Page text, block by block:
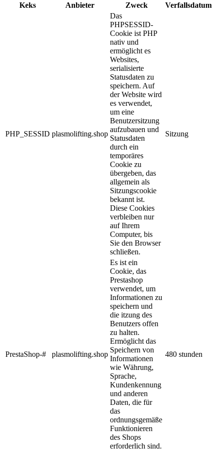
Keks
Anbieter Zweck Verfallsdatum
PHP_SESSID plasmolifting.shop
Das
PHPSESSID-
Cookie ist PHP
nativ und
ermöglicht es
Websites,
serialisierte
Statusdaten zu
speichern. Auf
der Website wird
es verwendet,
um eine
Benutzersitzung
aufzubauen und
Statusdaten
durch ein
temporäres
Cookie zu
übergeben, das
allgemein als
Sitzungscookie
bekannt ist.
Diese Cookies
verbleiben nur
auf Ihrem
Computer, bis
Sie den Browser
schließen.
Sitzung
PrestaShop-# plasmolifting.shop
Es ist ein
Cookie, das
Prestashop
verwendet, um
Informationen zu
speichern und
die itzung des
Benutzers offen
zu halten.
Ermöglicht das
Speichern von
Informationen
wie Währung,
Sprache,
Kundenkennung
und anderen
Daten, die für
das
ordnungsgemäße
Funktionieren
des Shops
erforderlich sind.
480 stunden